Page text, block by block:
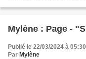
Mylène : Page -
Publié le 22/03/2024 à 05:30
Par Mylène